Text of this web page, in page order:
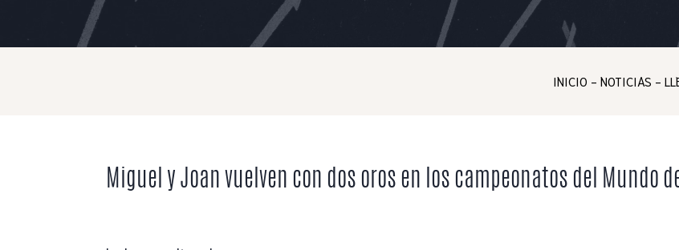
INICIO - NOTICIAS -
Miguel y Joan vuelven con dos oros en los campeonatos del Mundo